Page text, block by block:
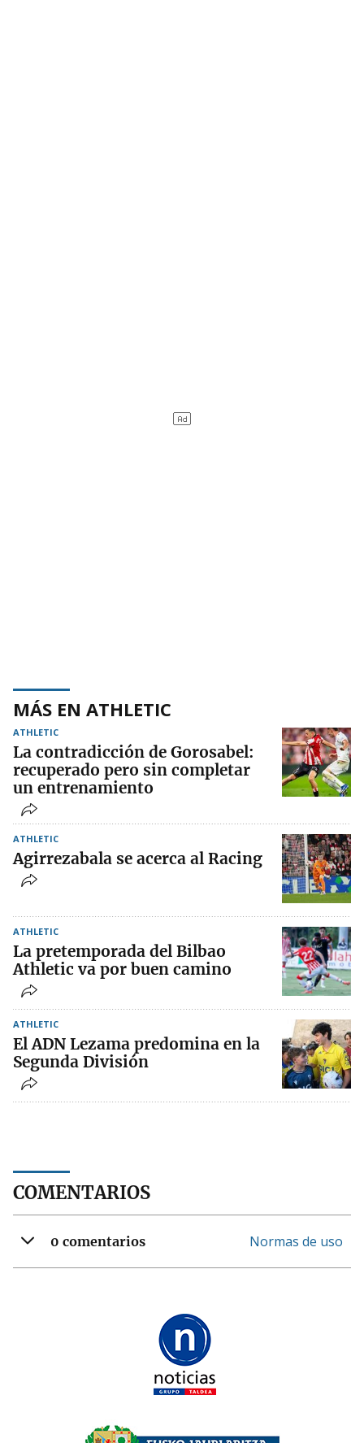
MÁS EN ATHLETIC
ATHLETIC
La contradicción de Gorosabel:
recuperado pero sin completar
un entrenamiento
ATHLETIC
Agirrezabala se acerca al Racing
ATHLETIC
La pretemporada del Bilbao
Athletic va por buen camino
ATHLETIC
El ADN Lezama predomina en la
Segunda División
COMENTARIOS
0 comentarios Normas de uso